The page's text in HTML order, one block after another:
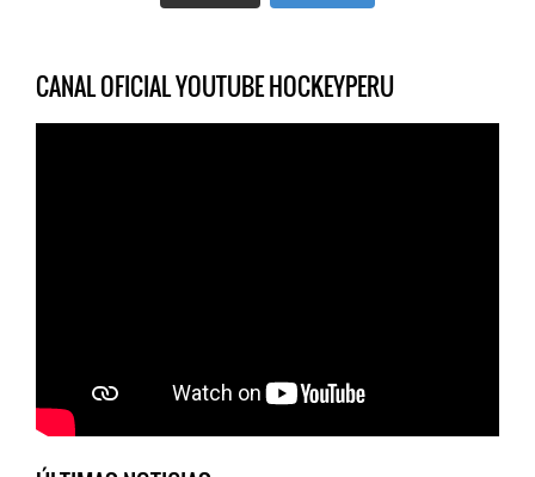
CANAL OFICIAL YOUTUBE HOCKEYPERU